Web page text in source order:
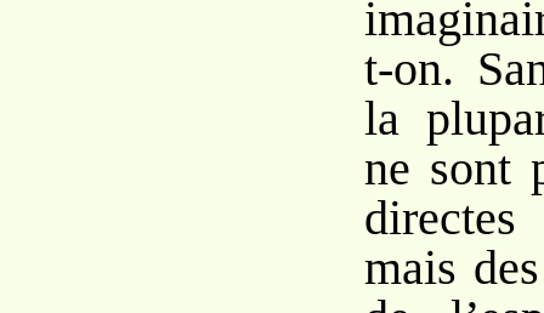
t-on.
la
ne sont
mais